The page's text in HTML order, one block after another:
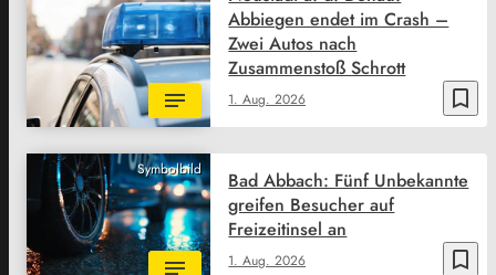
bookmark_border
1. Aug. 2026
Abbiegen endet im Crash –
Zwei Autos nach
Zusammenstoß Schrott
Symbolbild
bookmark_border
1. Aug. 2026
Bad Abbach: Fünf Unbekannte
greifen Besucher auf
Freizeitinsel an